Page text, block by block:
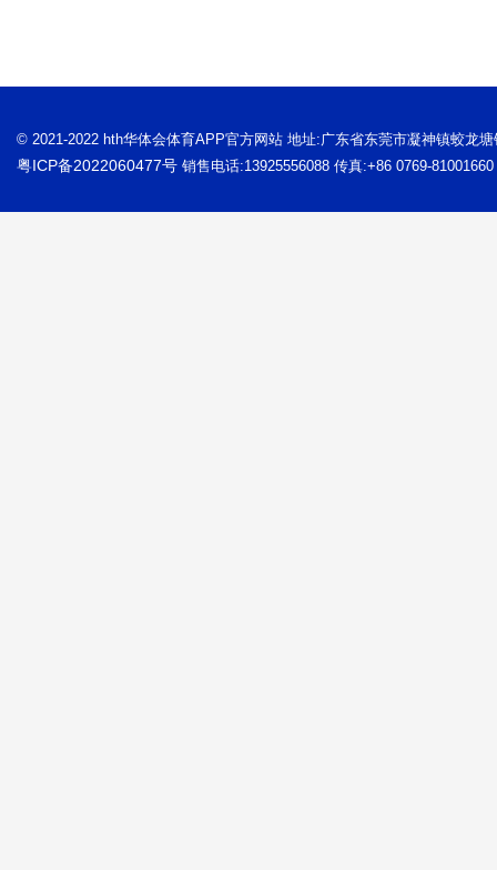
© 2021-2022 hth华体会体育APP官方网站 地址:广东省东莞市凝神镇蛟龙
粤ICP备2022060477号 销售电话:13925556088 传真:+86 0769-81001660